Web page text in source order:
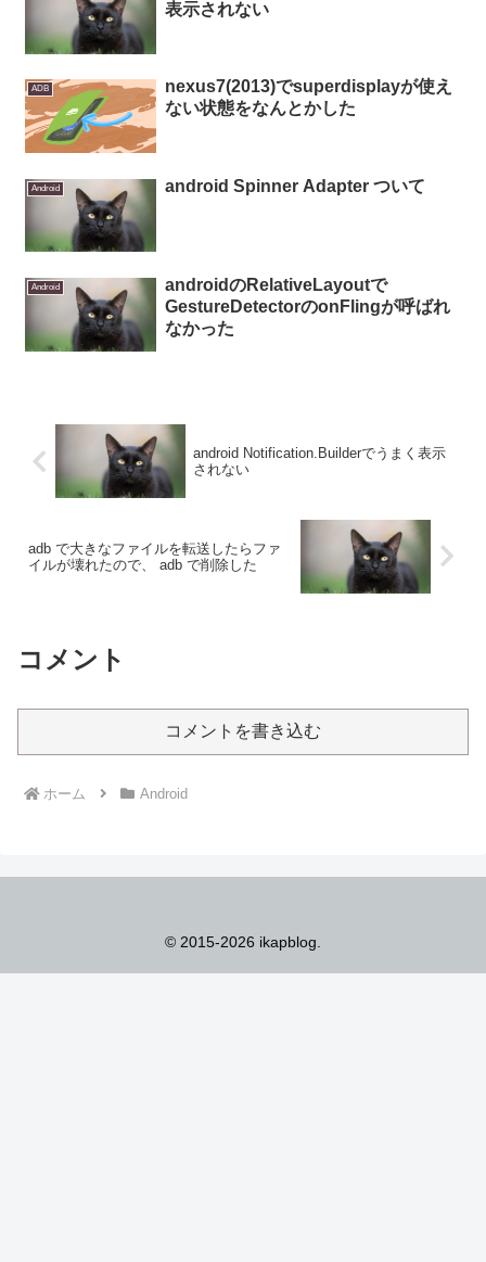
表示されない
ADB
nexus7(2013)でsuperdisplayが使え
ない状態をなんとかした
Android android Spinner Adapter ついて
Android
androidのRelativeLayoutで
GestureDetectorのonFlingが呼ばれ
なかった
android Notification.Builderでうまく表示
されない
adb で大きなファイルを転送したらファ
イルが壊れたので、 adb で削除した
コメント
コメントを書き込む
ホーム Android
© 2015-2026 ikapblog.